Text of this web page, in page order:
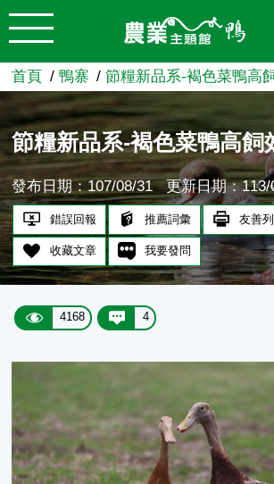
跳到主要內容
農業知識入口網
首頁 鴨寨 節糧新品系-褐色菜鴨高
節糧新品系-褐色菜鴨高飼
發布日期：107/08/31 更新日期：113/
錯誤回報 推薦詞彙 友善
收藏文章 我要發問
4168 4